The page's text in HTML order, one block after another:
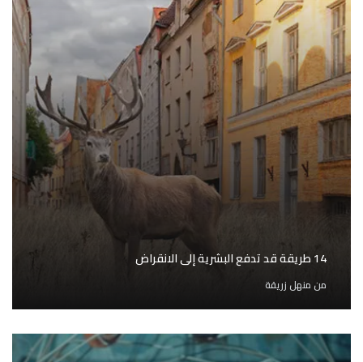
14 طريقة قد تدفع البشرية إلى الانقراض
من منهل زريقة